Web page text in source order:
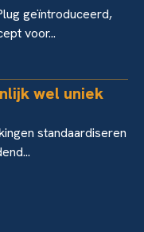
geïntroduceerd,
voor...
wel uniek
standaardiseren